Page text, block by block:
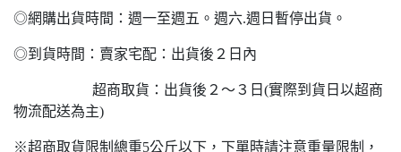
◎網購出貨時間：週一至週五。週六.週日暫停出貨。
◎到貨時間：賣家宅配：出貨後２日內
超商取貨：出貨後２～３日(實際到貨日以超商
物流配送為主)
※超商取貨限制總重5公斤以下，下單時請注意重量限制，